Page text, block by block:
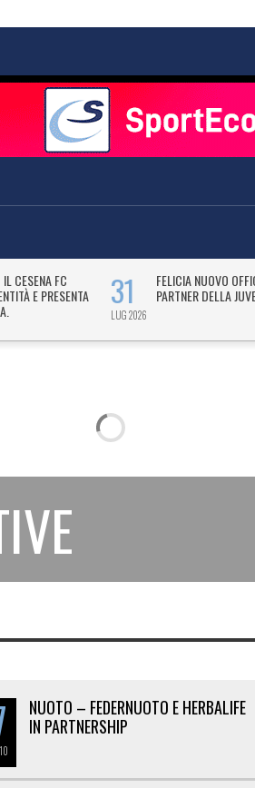
NUOTO – FEDERNUOTO E HERBALIFE
IN PARTNERSHIP